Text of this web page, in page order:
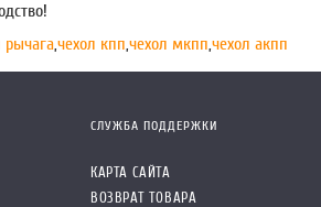
рычага,чехол кпп,чехол мкпп,чехол акпп
СЛУЖБА ПОДДЕРЖКИ
КАРТА САЙТА
ВОЗВРАТ ТОВАРА